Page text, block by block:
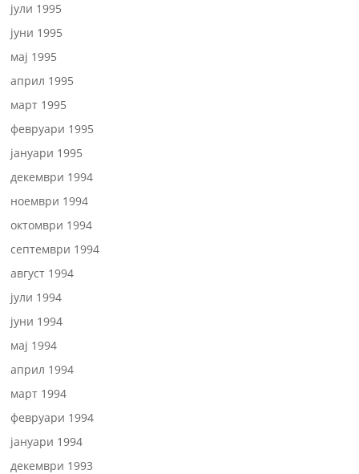
јули 1995
јуни 1995
мај 1995
април 1995
март 1995
февруари 1995
јануари 1995
декември 1994
ноември 1994
октомври 1994
септември 1994
август 1994
јули 1994
јуни 1994
мај 1994
април 1994
март 1994
февруари 1994
јануари 1994
декември 1993